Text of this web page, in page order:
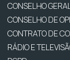
CONSELHO
CONSELHO DE
CONTRATO DE
RÁDIO E